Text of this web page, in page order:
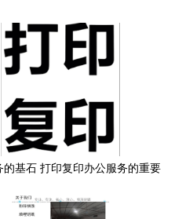
的基石 打印复印办公服务的重要